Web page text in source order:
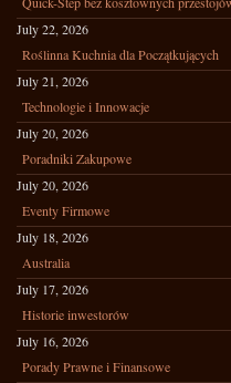
July 22, 2026
Roślinna Kuchnia dla Początkujących
July 21, 2026
Technologie i Innowacje
July 20, 2026
Poradniki Zakupowe
July 20, 2026
Eventy Firmowe
July 18, 2026
Australia
July 17, 2026
Historie inwestorów
July 16, 2026
Porady Prawne i Finansowe